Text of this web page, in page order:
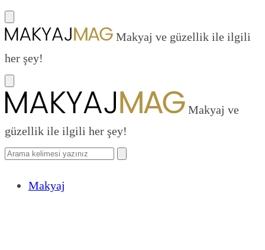
Makyaj ve güzellik ile ilgili
her şey!
Makyaj ve
güzellik ile ilgili her şey!
Makyaj